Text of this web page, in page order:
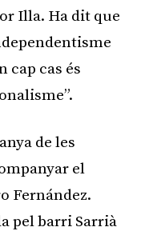
Illa. Ha dit que
cap cas és
de les
el
Fernández.
pel barri Sarrià